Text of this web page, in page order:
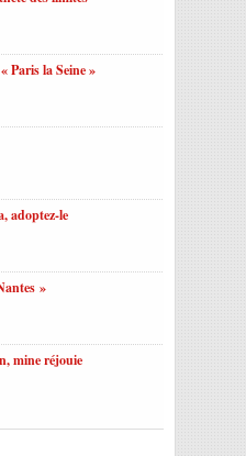
Paris la Seine »
adoptez-le
»
mine réjouie